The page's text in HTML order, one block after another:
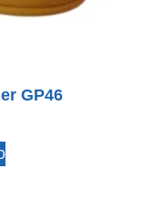
GP46